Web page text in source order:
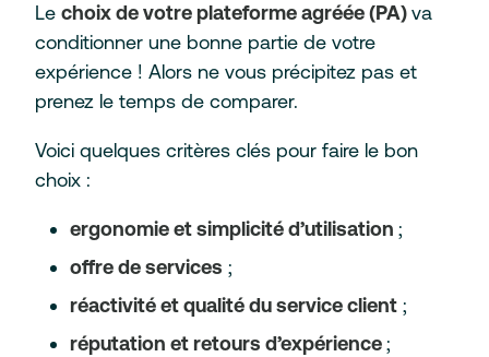
Le choix de votre plateforme agréée (PA)va
conditionner une bonne partie de votre
expérience ! Alors ne vous précipitez pas et
prenez le temps de comparer.
Voici quelques critères clés pour faire le bon
choix :
ergonomie et simplicité d’utilisation ;
offre de services ;
réactivité et qualité du service client ;
réputation et retours d’expérience;